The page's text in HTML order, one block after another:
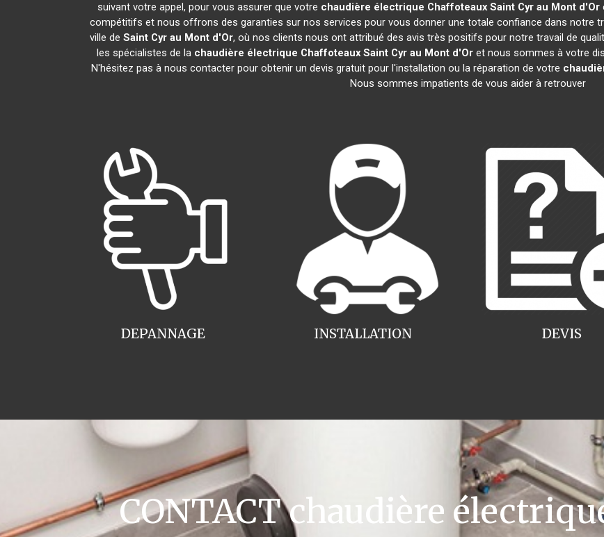
suivant votre appel, pour vous assurer que votre chaudière électrique Chaffoteaux Saint Cyr au Mont d'Or
compétitifs et nous offrons des garanties sur nos services pour vous donner une totale confiance dans notre
ville de Saint Cyr au Mont d'Or, où nos clients nous ont attribué des avis très positifs pour notre travail de
les spécialistes de la chaudière électrique Chaffoteaux Saint Cyr au Mont d'Or et nous sommes à votre
N'hésitez pas à nous contacter pour obtenir un devis gratuit pour l'installation ou la réparation de votre
Nous sommes impatients de vous aider à retrouver
INSTALLATION
DEPANNAGE DEVIS
CONTACT chaudière